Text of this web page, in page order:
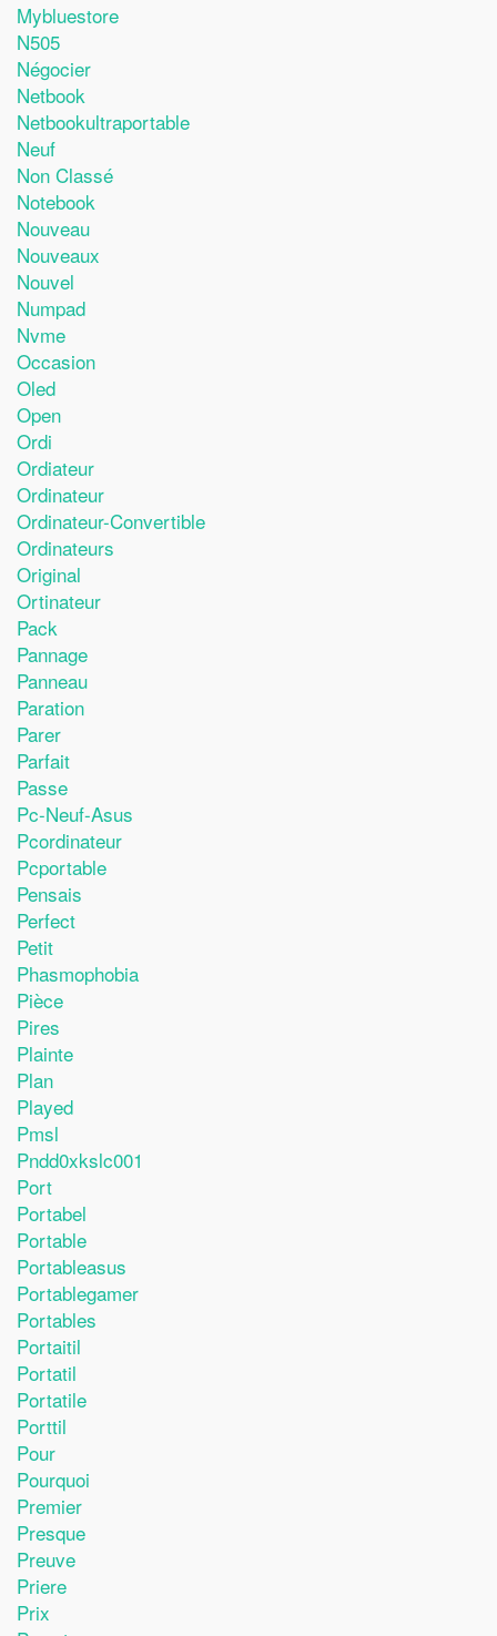
Mybluestore
N505
Négocier
Netbook
Netbookultraportable
Neuf
Non Classé
Notebook
Nouveau
Nouveaux
Nouvel
Numpad
Nvme
Occasion
Oled
Open
Ordi
Ordiateur
Ordinateur
Ordinateur-Convertible
Ordinateurs
Original
Ortinateur
Pack
Pannage
Panneau
Paration
Parer
Parfait
Passe
Pc-Neuf-Asus
Pcordinateur
Pcportable
Pensais
Perfect
Petit
Phasmophobia
Pièce
Pires
Plainte
Plan
Played
Pmsl
Pndd0xkslc001
Port
Portabel
Portable
Portableasus
Portablegamer
Portables
Portaitil
Portatil
Portatile
Porttil
Pour
Pourquoi
Premier
Presque
Preuve
Priere
Prix